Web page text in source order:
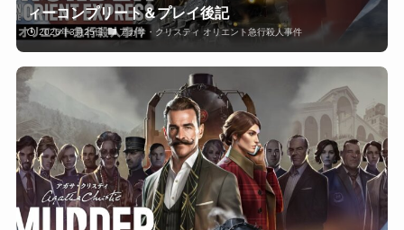
ィーコンプリート＆プレイ後記
2026年3月25日 アガサ・クリスティ オリエント急行殺人事件